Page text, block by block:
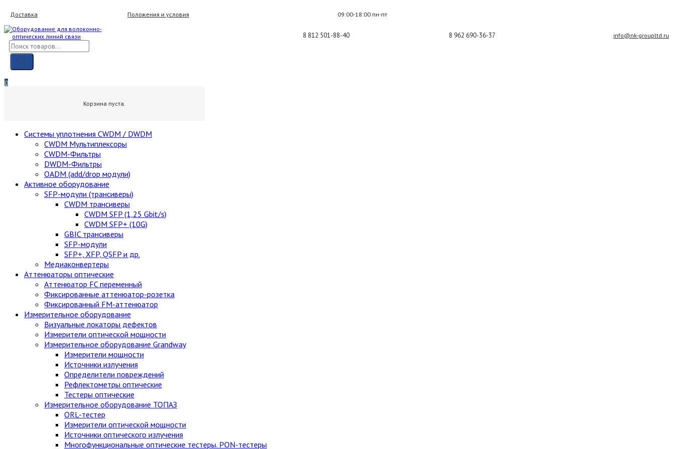
to
content
Доставка Положения и условия 09:00-18:00 пн-пт
8 812 501-88-40 8 962 690-36-37
info@nk-groupltd.ru
Поиск
товаров
0
Корзина пуста.
Cистемы уплотнения CWDM / DWDM
CWDM Мультиплексоры
CWDM-Фильтры
DWDM-Фильтры
OADM (add/drop модули)
Активное оборудование
SFP-модули (трансиверы)
CWDM трансиверы
CWDM SFP (1,25 Gbit/s)
CWDM SFP+ (10G)
GBIC трансиверы
SFP-модули
SFP+, XFP, QSFP и др.
Медиаконвертеры
Аттенюаторы оптические
Аттенюатор FC переменный
Фиксированные аттенюатор-розетка
Фиксированный FM-аттенюатор
Измерительное оборудование
Визуальные локаторы дефектов
Измерители оптической мощности
Измерительное оборудование Grandway
Измерители мощности
Источники излучения
Определители повреждений
Рефлектометры оптические
Тестеры оптические
Измерительное оборудование ТОПАЗ
ORL-тестер
Измерители оптической мощности
Источники оптического излучения
Многофункциональные оптические тестеры. PON-тестеры